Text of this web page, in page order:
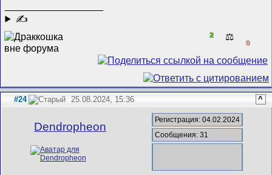
✍
2 ⚖️
0
#24 25.08.2024, 15:36 ^
Dendropheon
Регистрация: 04.02.2024
Сообщения: 31